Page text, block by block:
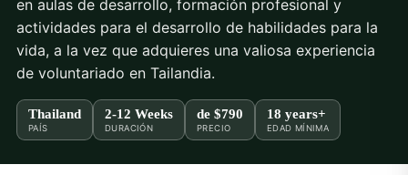
en aulas de desarrollo, formación profesional y
actividades para el desarrollo de habilidades para la
vida, a la vez que adquieres una valiosa experiencia
de voluntariado en Tailandia.
Thailand
PAÍS
2-12 Weeks
DURACIÓN
de $790
PRECIO
18 years+
EDAD MÍNIMA